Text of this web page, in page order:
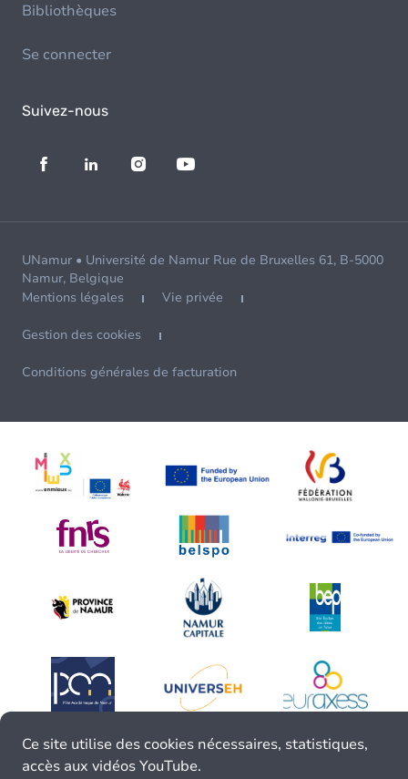
Bibliothèques
Se connecter
Suivez-nous
UNamur • Université de Namur Rue de Bruxelles 61, B-5000
Namur, Belgique
Mentions légales
Vie privée
Gestion des cookies
Conditions générales de facturation
Ce site utilise des cookies nécessaires, statistiques,
accès aux vidéos YouTube.